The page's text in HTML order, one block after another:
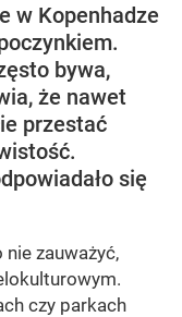
w Kopenhadze
bywa,
że nawet
przestać
się
zauważyć,
czy parkach